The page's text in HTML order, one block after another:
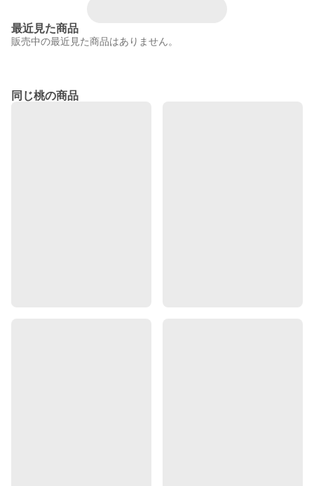
最近見た商品
販売中の最近見た商品はありません。
同じ桃の商品